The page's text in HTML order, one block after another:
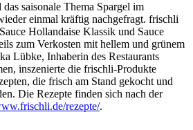
das saisonale Thema Spargel im
einmal kräftig nachgefragt. frischli
Hollandaise Klassik und Sauce
zum Verkosten mit hellem und grünem
Lübke, Inhaberin des Restaurants
inszenierte die frischli-Produkte
die frisch am Stand gekocht und
Die Rezepte finden sich nach der
rezepte/.